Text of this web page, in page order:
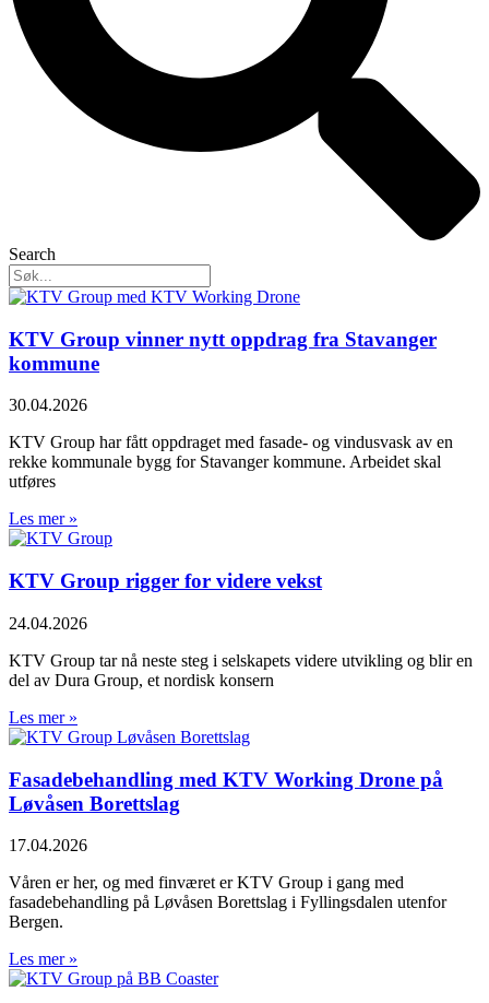
Search
KTV Group vinner nytt oppdrag fra Stavanger
kommune
30.04.2026
KTV Group har fått oppdraget med fasade- og vindusvask av en
rekke kommunale bygg for Stavanger kommune. Arbeidet skal
utføres
Les mer »
KTV Group rigger for videre vekst
24.04.2026
KTV Group tar nå neste steg i selskapets videre utvikling og blir en
del av Dura Group, et nordisk konsern
Les mer »
Fasadebehandling med KTV Working Drone på
Løvåsen Borettslag
17.04.2026
Våren er her, og med finværet er KTV Group i gang med
fasadebehandling på Løvåsen Borettslag i Fyllingsdalen utenfor
Bergen.
Les mer »